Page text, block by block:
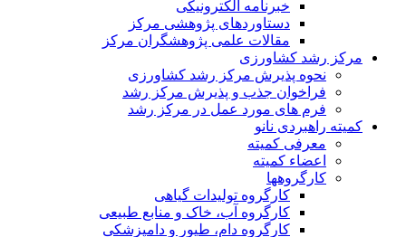
خبرنامه الکترونیکی
دستاوردهای پژوهشی مرکز
مقالات علمی پژوهشگران مرکز
مرکز رشد کشاورزی
نحوه پذیرش مرکز رشد کشاورزی
فراخوان جذب و پذیرش مرکز رشد
فرم های مورد عمل در مرکز رشد
کمیته راهبردی نانو
معرفی کمیته
اعضاء کمیته
کارگروه‏ها
کارگروه تولیدات گیاهی
کارگروه آب، خاک و منابع طبیعی
کارگروه دام، طیور و دامپزشکی